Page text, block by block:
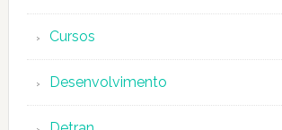
Cursos
Desenvolvimento